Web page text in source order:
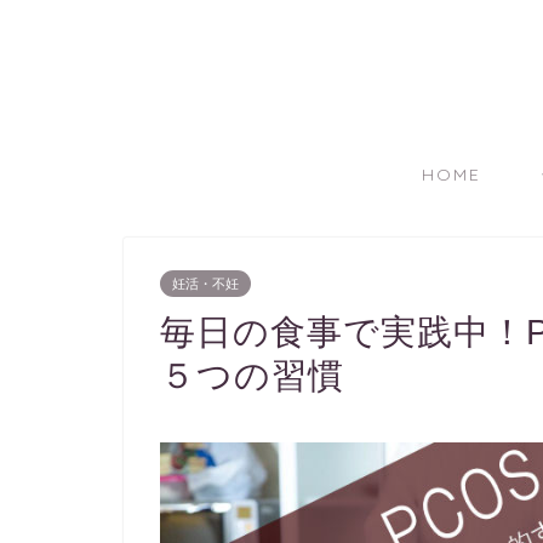
HOME
妊活・不妊
毎日の食事で実践中
５つの習慣